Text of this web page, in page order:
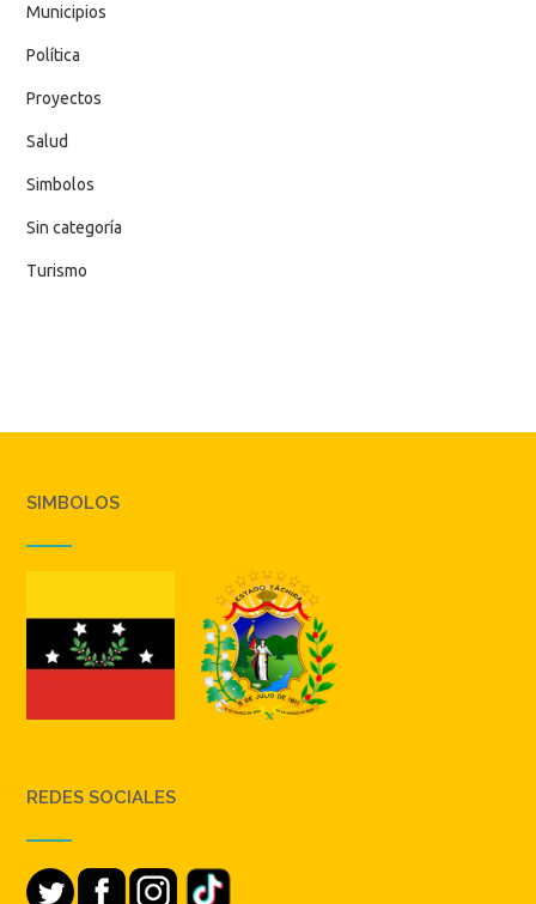
Municipios
Política
Proyectos
Salud
Simbolos
Sin categoría
Turismo
SIMBOLOS
REDES SOCIALES